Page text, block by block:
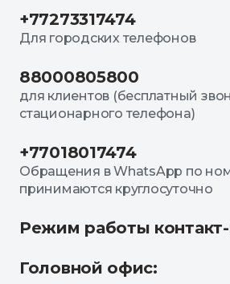
+77273317474
Для городских телефонов
88000805800
для клиентов (бесплатный
стационарного телефона)
+77018017474
Обращения в WhatsApp по
принимаются круглосуточно
Режим работы
Головной офис: